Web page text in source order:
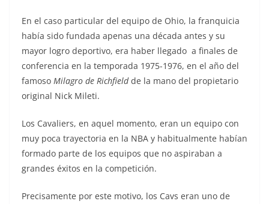
En el caso particular del equipo de Ohio, la franquicia
había sido fundada apenas una década antes y su
mayor logro deportivo, era haber llegado a finales de
conferencia en la temporada 1975-1976, en el año del
famoso Milagro de Richfieldde la mano del propietario
original Nick Mileti.
Los Cavaliers, en aquel momento, eran un equipo con
muy poca trayectoria en la NBA y habitualmente habían
formado parte de los equipos que no aspiraban a
grandes éxitos en la competición.
Precisamente por este motivo, los Cavs eran uno de